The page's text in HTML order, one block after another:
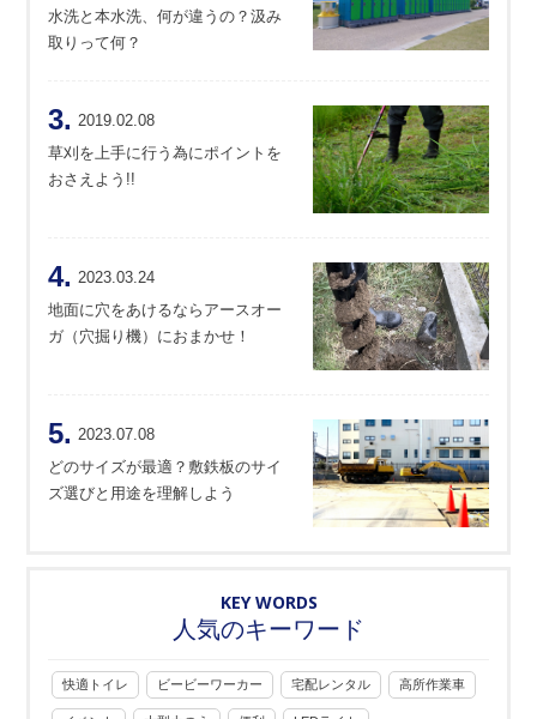
水洗と本水洗、何が違うの？汲み
取りって何？
3. 2019.02.08
草刈を上手に行う為にポイントを
おさえよう!!
4. 2023.03.24
地面に穴をあけるならアースオー
ガ（穴掘り機）におまかせ！
5. 2023.07.08
どのサイズが最適？敷鉄板のサイ
ズ選びと用途を理解しよう
KEY WORDS
人気のキーワード
快適トイレ ビービーワーカー 宅配レンタル 高所作業車